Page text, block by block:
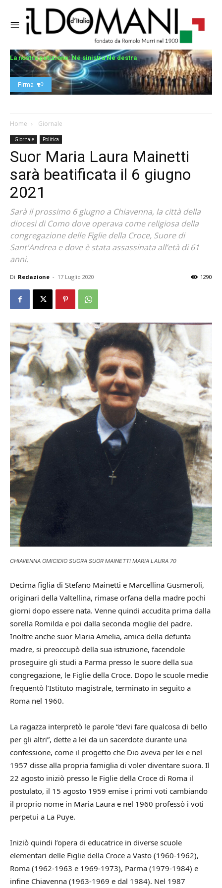
La nostra petizione: Né sinistra Né destra
Firma -
Home Giornale
Giornale Politica
Suor Maria Laura Mainetti
sarà beatificata il 6 giugno
2021
Sarà il prossimo 6 giugno a Chiavenna, la città della
diocesi di Como dove operava come religiosa della
congregazione delle Figlie della Croce, Suore di
Sant'Andrea e dove è stata assassinata all’età di 61
anni.
Di Redazione - 17 Luglio 2020 1290
CHIAVENNA OMICIDIO SUORA SUOR MAINETTI MARIA LAURA 70
Decima figlia di Stefano Mainetti e Marcellina Gusmeroli,
originari della Valtellina, rimase orfana della madre pochi
giorni dopo essere nata. Venne quindi accudita prima dalla
sorella Romilda e poi dalla seconda moglie del padre.
Inoltre anche suor Maria Amelia, amica della defunta
madre, si preoccupò della sua istruzione, facendole
proseguire gli studi a Parma presso le suore della sua
congregazione, le Figlie della Croce. Dopo le scuole medie
frequentò l’Istituto magistrale, terminato in seguito a
Roma nel 1960.
La ragazza interpretò le parole “devi fare qualcosa di bello
per gli altri”, dette a lei da un sacerdote durante una
confessione, come il progetto che Dio aveva per lei e nel
1957 disse alla propria famiglia di voler diventare suora. Il
22 agosto iniziò presso le Figlie della Croce di Roma il
postulato, il 15 agosto 1959 emise i primi voti cambiando
il proprio nome in Maria Laura e nel 1960 professò i voti
perpetui a La Puye.
Iniziò quindi l’opera di educatrice in diverse scuole
elementari delle Figlie della Croce a Vasto (1960-1962),
Roma (1962-1963 e 1969-1973), Parma (1979-1984) e
infine Chiavenna (1963-1969 e dal 1984). Nel 1987